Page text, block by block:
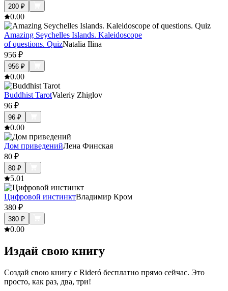
200 ₽
0.00
Amazing Seychelles Islands. Kaleidoscope
of questions. QuizNatalia Ilina
956 ₽
956 ₽
0.00
Buddhist TarotValeriy Zhiglov
96 ₽
96 ₽
0.00
Дом приведенийЛена Финская
80 ₽
80 ₽
5.01
Цифровой инстинктВладимир Кром
380 ₽
380 ₽
0.00
Издай свою книгу
Создай свою книгу с Rideró бесплатно прямо сейчас. Это
просто, как раз, два, три!